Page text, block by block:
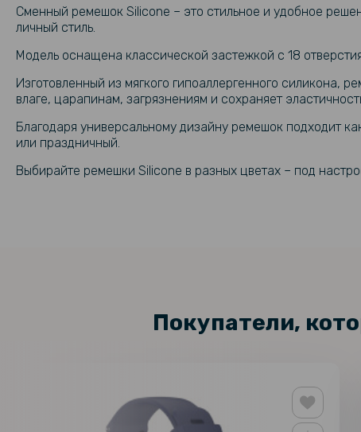
Сменный ремешок Silicone – это стильное и удобное
личный стиль.
Модель оснащена классической застежкой с 18
Изготовленный из мягкого гипоаллергенного силикона,
влаге, царапинам, загрязнениям и сохраняет
Благодаря универсальному дизайну ремешок подходит
или праздничный.
Выбирайте ремешки Silicone в разных цветах – под
Покупатели,